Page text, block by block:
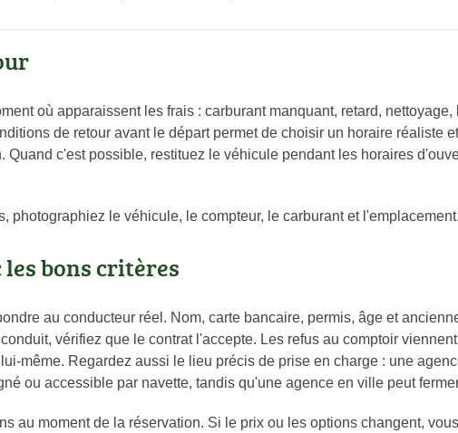
où apparaissent les frais : carburant manquant, retard,
de retour avant le départ permet de choisir un horaire réaliste
Quand c'est possible, restituez le véhicule pendant les horaires
photographiez le véhicule, le compteur, le carburant et l'emplacement.
bons critères
au conducteur réel. Nom, carte bancaire, permis, âge et
vérifiez que le contrat l'accepte. Les refus au comptoir
même. Regardez aussi le lieu précis de prise en charge : une
ou accessible par navette, tandis qu'une agence en ville peut
au moment de la réservation. Si le prix ou les options changent,